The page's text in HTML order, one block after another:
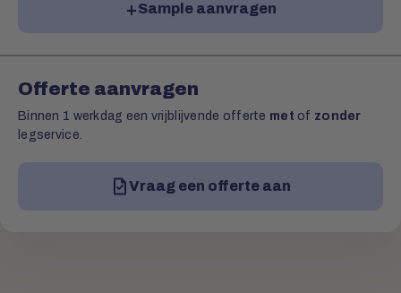
Sample aanvragen
Offerte aanvragen
Binnen 1 werkdag een vrijblijvende offerte met of zonder
legservice.
Vraag een offerte aan